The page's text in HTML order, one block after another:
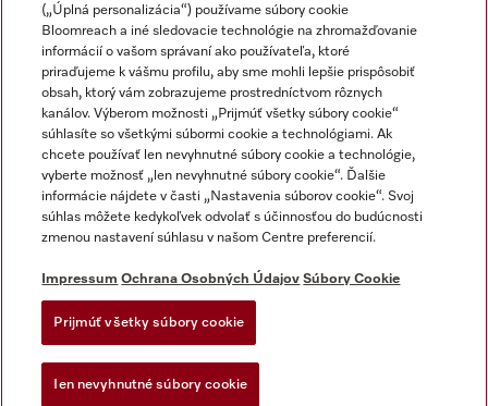
Impressum
Obchodné podmienky
Ochrana osobných údajov
Dodacie podmienky
Akt o digitalnych sluzbach
Miele na Instagrame
Miele na YouTube
(„Úplná personalizácia“) používame súbory cookie
Bloomreach a iné sledovacie technológie na zhromažďovanie
informácií o vašom správaní ako používateľa, ktoré
priraďujeme k vášmu profilu, aby sme mohli lepšie prispôsobiť
obsah, ktorý vám zobrazujeme prostredníctvom rôznych
kanálov. Výberom možnosti „Prijmúť všetky súbory cookie“
súhlasíte so všetkými súbormi cookie a technológiami. Ak
chcete používať len nevyhnutné súbory cookie a technológie,
vyberte možnosť „len nevyhnutné súbory cookie“. Ďalšie
informácie nájdete v časti „Nastavenia súborov cookie“. Svoj
súhlas môžete kedykoľvek odvolať s účinnosťou do budúcnosti
zmenou nastavení súhlasu v našom Centre preferencií.
Impressum Ochrana Osobných Údajov Súbory Cookie
Prijmúť všetky súbory cookie
Ien nevyhnutné súbory cookie